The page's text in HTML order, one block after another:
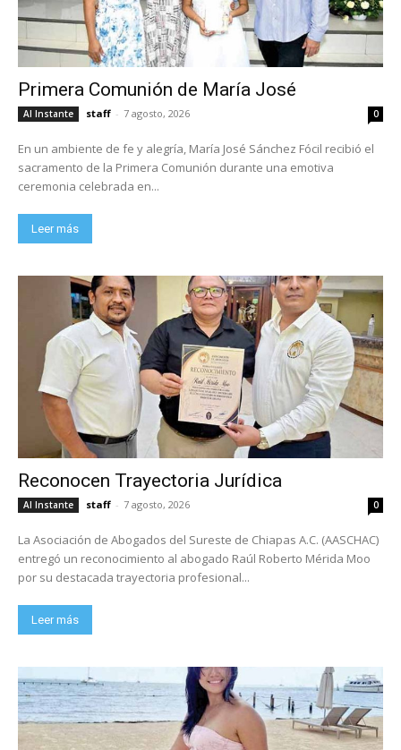
Primera Comunión de María José
Al Instante staff - 7 agosto, 2026 0
En un ambiente de fe y alegría, María José Sánchez Fócil recibió el
sacramento de la Primera Comunión durante una emotiva
ceremonia celebrada en...
Leer más
Reconocen Trayectoria Jurídica
Al Instante staff - 7 agosto, 2026 0
La Asociación de Abogados del Sureste de Chiapas A.C. (AASCHAC)
entregó un reconocimiento al abogado Raúl Roberto Mérida Moo
por su destacada trayectoria profesional...
Leer más